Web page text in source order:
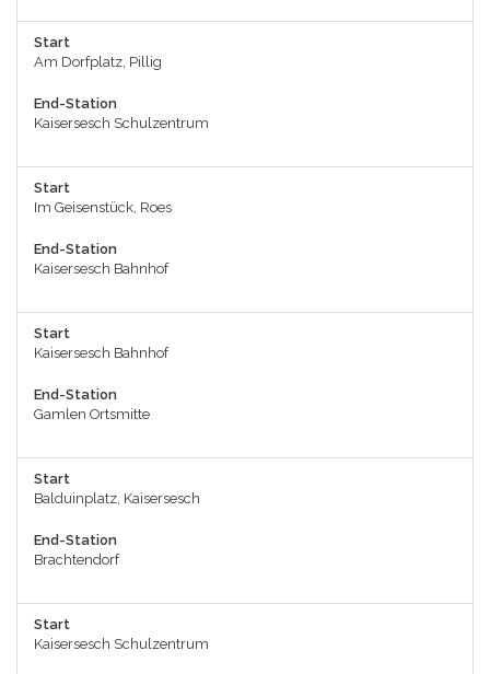
Start
Am Dorfplatz, Pillig
End-Station
Kaisersesch Schulzentrum
Start
Im Geisenstück, Roes
End-Station
Kaisersesch Bahnhof
Start
Kaisersesch Bahnhof
End-Station
Gamlen Ortsmitte
Start
Balduinplatz, Kaisersesch
End-Station
Brachtendorf
Start
Kaisersesch Schulzentrum